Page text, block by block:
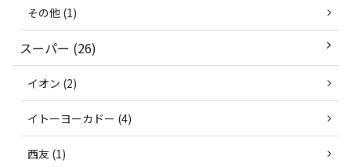
その他 (1)
スーパー (26)
イオン (2)
イトーヨーカドー (4)
西友 (1)